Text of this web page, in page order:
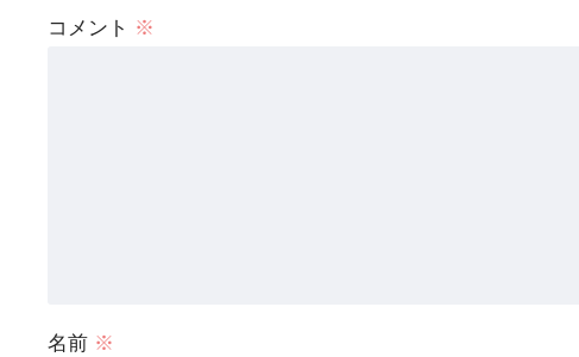
コメント ※
名前 ※